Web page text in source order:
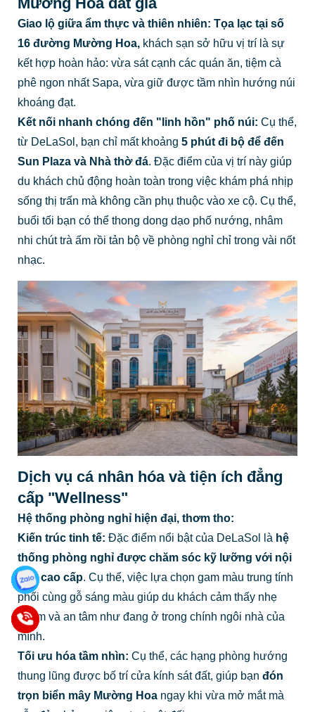
Giao lộ giữa ẩm thực và thiên nhiên: Tọa lạc tại số
16 đường Mường Hoa,khách sạn sở hữu vị trí là sự
kết hợp hoàn hảo: vừa sát cạnh các quán ăn, tiệm cà
phê ngon nhất Sapa, vừa giữ được tầm nhìn hướng núi
khoáng đạt.
Kết nối nhanh chóng đến "linh hồn" phố núi: Cụ thể,
từ DeLaSol, bạn chỉ mất khoảng 5 phút đi bộđể đến
Sun Plaza và Nhà thờ đá. Đặc điểm của vị trí này giúp
du khách chủ động hoàn toàn trong việc khám phá nhịp
sống thị trấn mà không cần phụ thuộc vào xe cộ. Cụ thể,
buổi tối bạn có thể thong dong dạo phố nướng, nhâm
nhi chút trà ấm rồi tản bộ về phòng nghỉ chỉ trong vài nốt
nhạc.
Dịch vụ cá nhân hóa và tiện ích đẳng
cấp "Wellness"
Hệ thống phòng nghỉ hiện đại, thơm tho:
Kiến trúc tinh tế: Đặc điểm nổi bật của DeLaSol là hệ
thống phòng nghỉ được chăm sóc kỹ lưỡng với nội
thất cao cấp. Cụ thể, việc lựa chọn gam màu trung tính
phối cùng gỗ sáng màu giúp du khách cảm thấy nhẹ
nhõm và an tâm như đang ở trong chính ngôi nhà của
mình.
Tối ưu hóa tầm nhìn: Cụ thể, các hạng phòng hướng
thung lũng được bố trí cửa kính sát đất, giúp bạn đón
trọn biển mây Mường Hoangay khi vừa mở mắt mà